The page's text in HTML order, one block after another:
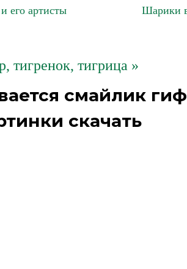
его артисты
Шарики
тигренок, тигрица »
смайлик
скачать